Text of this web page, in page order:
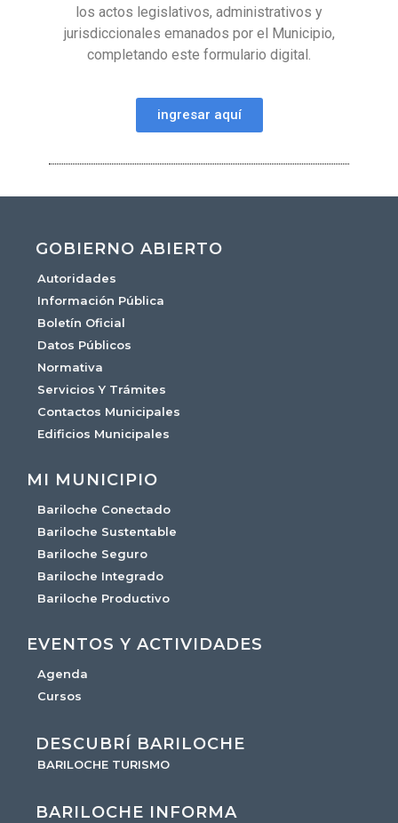
los actos legislativos, administrativos y
jurisdiccionales emanados por el Municipio,
completando este formulario digital.
ingresar aquí
GOBIERNO ABIERTO
Autoridades
Información Pública
Boletín Oficial
Datos Públicos
Normativa
Servicios Y Trámites
Contactos Municipales
Edificios Municipales
MI MUNICIPIO
Bariloche Conectado
Bariloche Sustentable
Bariloche Seguro
Bariloche Integrado
Bariloche Productivo
EVENTOS Y ACTIVIDADES
Agenda
Cursos
DESCUBRÍ BARILOCHE
BARILOCHE TURISMO
BARILOCHE INFORMA